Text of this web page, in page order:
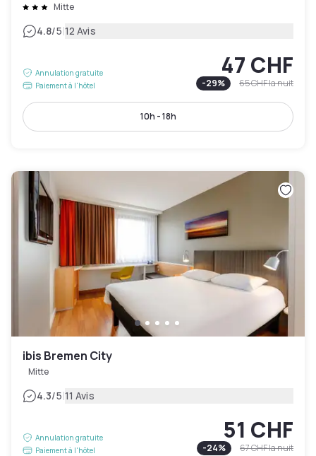
Mitte
4.8/5|12 Avis
Annulation gratuite
Paiement à l'hôtel
47 CHF
-29% 65 CHFla nuit
10h - 18h
ibis Bremen City
Mitte
4.3/5|11 Avis
Annulation gratuite
Paiement à l'hôtel
51 CHF
-24% 67 CHFla nuit